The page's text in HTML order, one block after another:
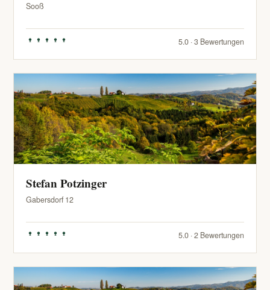
Sooß
5.0 · 3 Bewertungen
Stefan Potzinger
Gabersdorf 12
5.0 · 2 Bewertungen